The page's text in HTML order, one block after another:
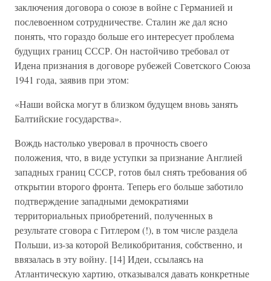
заключения договора о союзе в войне с Германией и
послевоенном сотрудничестве. Сталин же дал ясно
понять, что гораздо больше его интересует проблема
будущих границ СССР. Он настойчиво требовал от
Идена признания в договоре рубежей Советского Союза
1941 года, заявив при этом:
«Наши войска могут в близком будущем вновь занять
Балтийские государства».
Вождь настолько уверовал в прочность своего
положения, что, в виде уступки за признание Англией
западных границ СССР, готов был снять требования об
открытии второго фронта. Теперь его больше заботило
подтверждение западными демократиями
территориальных приобретений, полученных в
результате сговора с Гитлером (!), в том числе раздела
Польши, из-за которой Великобритания, собственно, и
ввязалась в эту войну. [14] Идеи, ссылаясь на
Атлантическую хартию, отказывался давать конкретные